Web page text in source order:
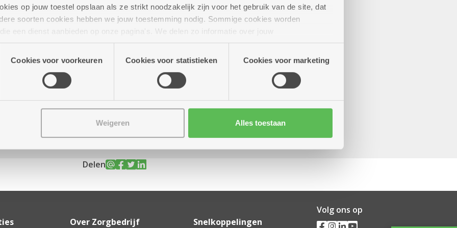
op jouw toestel opslaan als ze strikt noodzakelijk zijn voor het gebruik van de site, dat
soorten cookies hebben we jouw toestemming nodig. Sommige cookies worden
een dienst aanbieden op onze pagina's. We delen zo informatie over jouw
onze site voor social media, advertenties en analyse. Deze partners kunnen deze gegevens
die je aan hen verstrekte.
Cookies voor voorkeuren Cookies voor statistieken Cookies voor marketing
Weigeren Alles toestaan
Delen
Over Zorgbedrijf
Snelkoppelingen
Volg ons op